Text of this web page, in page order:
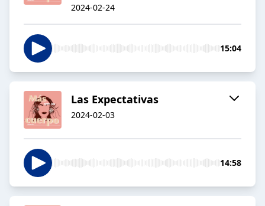
2024-02-24
15:04
Las Expectativas
2024-02-03
14:58